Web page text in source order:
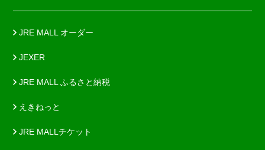
JRE MALL オーダー
JEXER
JRE MALL ふるさと納税
えきねっと
JRE MALLチケット